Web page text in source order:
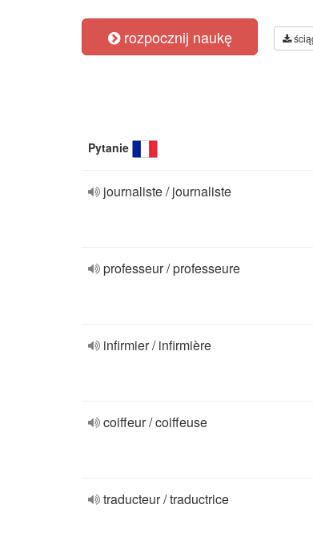
rozpocznij naukę
Pytanie
journaliste / journaliste
professeur / professeure
infirmier / infirmière
coiffeur / coiffeuse
traducteur / traductrice